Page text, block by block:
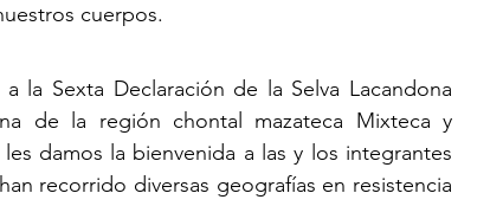
cuerpos.
la Sexta Declaración de la Selva Lacandona
de la región chontal mazateca Mixteca y
damos la bienvenida a las y los integrantes
recorrido diversas geografías en resistencia